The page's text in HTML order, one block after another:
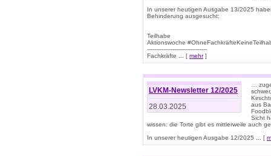
In unserer heutigen Ausgabe 13/2025
Behinderung ausgesucht:
Teilhabe
Aktionswoche
---------------------------------
Fachkräfte ... [ mehr]
LVKM-Newsletter 12/2025
28.03.2025
…
aus
Sicht
wissen: die Torte gibt es mittlerweile auch
In unserer heutigen Ausgabe 12/2025 ... [